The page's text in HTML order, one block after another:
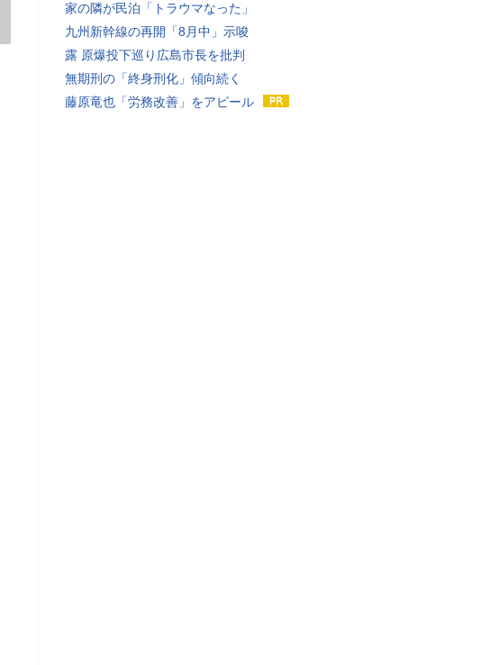
家の隣が民泊「トラウマなった」
九州新幹線の再開「8月中」示唆
露 原爆投下巡り広島市長を批判
無期刑の「終身刑化」傾向続く
藤原竜也「労務改善」をアピール